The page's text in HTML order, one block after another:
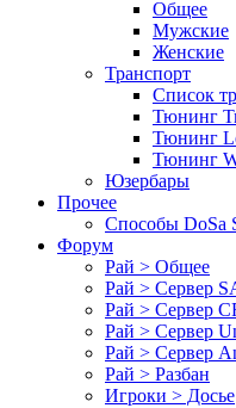
Общее
Мужские
Женские
Транспорт
Список
Тюнинг
Тюнинг
Тюнинг
Юзербары
Прочее
Cпособы DoSа
Форум
Рай > Общее
Рай > Сервер
Рай > Сервер
Рай > Сервер
Рай > Сервер
Рай > Разбан
Игроки > Досье